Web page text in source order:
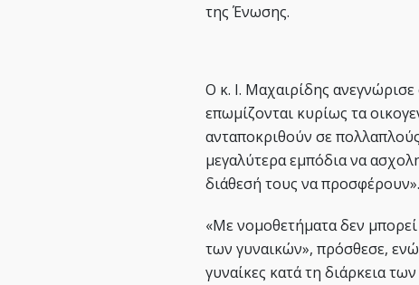
της Ένωσης.
Ο κ. Ι. Μαχαιρίδης ανεγνώρισε
επωμίζονται κυρίως τα
ανταποκριθούν σε
μεγαλύτερα εμπόδια να
διάθεσή τους να προσφέρουν».
«Με νομοθετήματα δεν
των γυναικών», πρόσθεσε,
γυναίκες κατά τη διάρκεια